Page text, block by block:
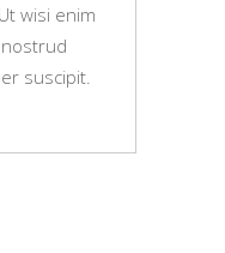
wisi enim
suscipit.